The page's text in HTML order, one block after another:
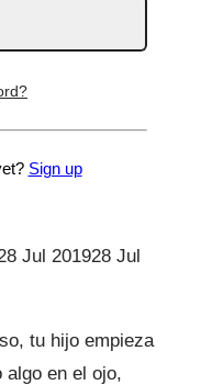
Jul 201928 Jul
tu hijo empieza
algo en el ojo,
Sign up